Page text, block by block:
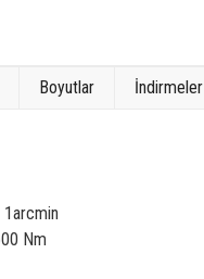
Boyutlar İndirmeler
Nm